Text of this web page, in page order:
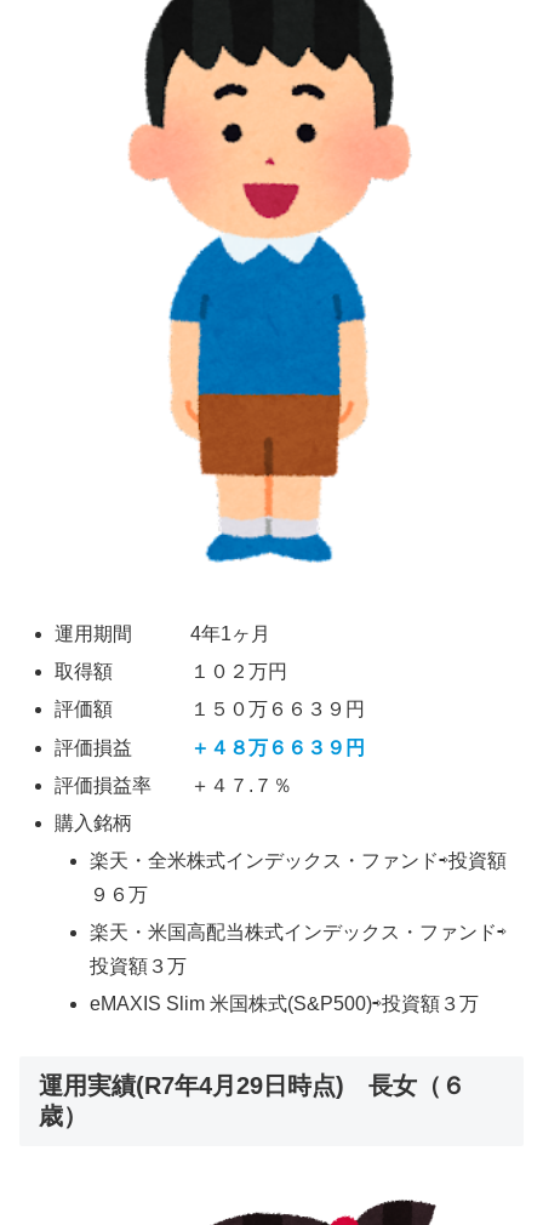
運用期間 4年1ヶ月
取得額 １０２万円
評価額 １５０万６６３９円
評価損益
＋４８万６６３９円
評価損益率 ＋４７.７％
購入銘柄
楽天・全米株式インデックス・ファンド⇨投資額
９６万
楽天・米国高配当株式インデックス・ファンド⇨
投資額３万
eMAXIS Slim 米国株式(S&P500)⇨投資額３万
運用実績(R7年4月29日時点) 長女（６
歳）